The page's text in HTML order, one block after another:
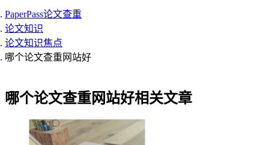
PaperPass论文查重
论文知识
论文知识焦点
哪个论文查重网站好
哪个论文查重网站好相关文章